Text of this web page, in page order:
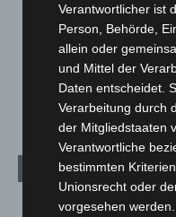
Menschen
Über uns
Veranstaltungen
Archiv
August 2026(9)
Verantwortlicher ist
Person, Behörde,
allein oder
und Mittel der
Daten entscheidet.
Verarbeitung durch
der Mitgliedstaaten
Verantwortliche
bestimmten
Unionsrecht oder
vorgesehen werden.